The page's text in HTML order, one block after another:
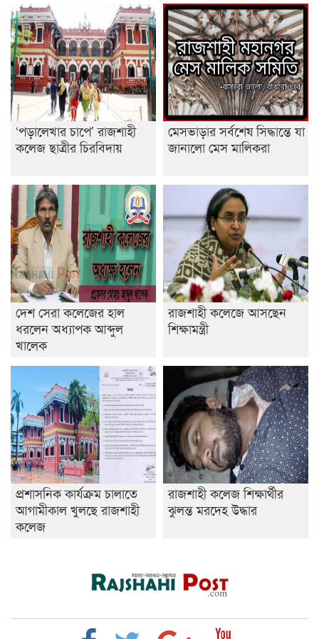
রাজশাহীতে ট্রাকচাপায় ভ্যানচালক নিহত
শেষ সময়ে ভোট কারচুরি অভিযোগ আবিদের
‘পড়ালেখার চাপে’ রাজশাহী
কলেজ ছাত্রীর চিরবিদায়
মেসভাড়ার সর্বশেষ সিদ্ধান্তে যা
জানালো মেস মালিকরা
দেশ সেরা কলেজের হাল
ধরলেন অধ্যাপক আব্দুল
খালেক
রাজশাহী কলেজে আসছেন
শিক্ষামন্ত্রী
প্রশাসনিক কার্যক্রম চালাতে
আগামীকাল খুলছে রাজশাহী
কলেজ
রাজশাহী কলেজ শিক্ষার্থীর
ঝুলন্ত মরদেহ উদ্ধার